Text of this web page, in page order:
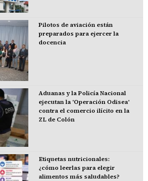
Pilotos de aviación están
preparados para ejercer la
docencia
Aduanas y la Policía Nacional
ejecutan la 'Operación Odisea'
contra el comercio ilícito en la
ZL de Colón
Etiquetas nutricionales:
¿cómo leerlas para elegir
alimentos más saludables?